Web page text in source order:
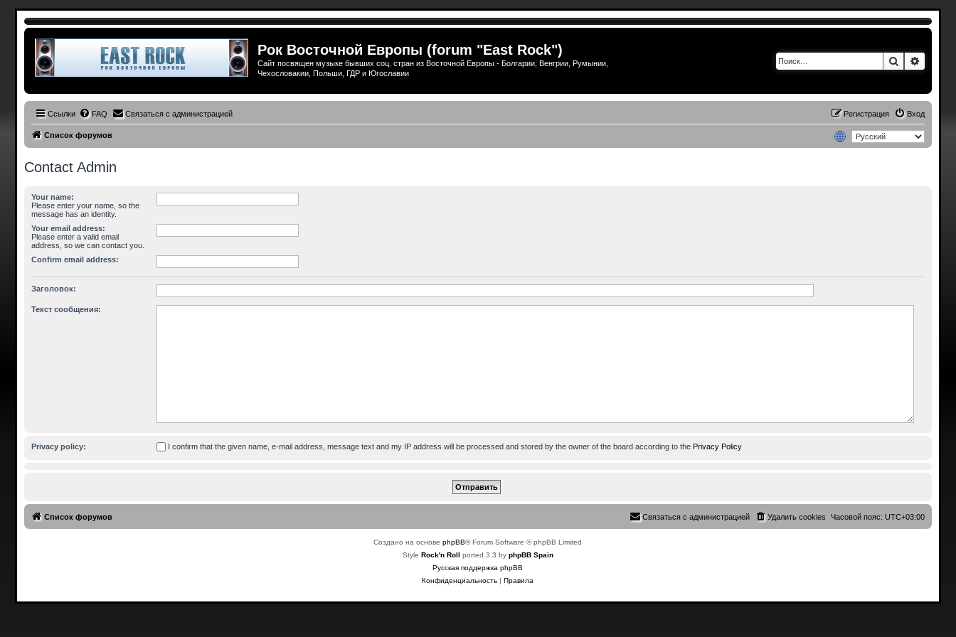
Рок Восточной Европы (forum "East Rock")
Сайт посвящен музыке бывших соц. стран из Восточной Европы - Болгарии, Венгрии, Румынии,
Чехословакии, Польши, ГДР и Югославии
Поиск
Ссылки FAQ Связаться с администрацией Вход
Регистрация
Список форумов
Contact Admin
Your name:
Please enter your name, so the
message has an identity.
Your email address:
Please enter a valid email
address, so we can contact you.
Confirm email address:
Заголовок:
Текст сообщения:
Privacy policy: I confirm that the given name, e-mail address, message text and my IP address will be processed and stored by the owner of the board according to the Privacy Policy
Список форумов Часовой пояс:UTC+03:00
Удалить cookies
Связаться с администрацией
Создано на основеphpBB® Forum Software © phpBB Limited
Style Rock'n Roll ported 3.3 by phpBB Spain
Русская поддержка phpBB
Конфиденциальность |Правила